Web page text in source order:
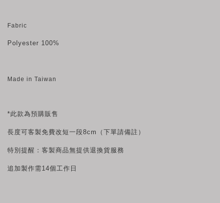
Fabric
Polyester 100%
Made in Taiwan
*此款為預購販售
長度可客製免費改短一段8cm（下單請備註）
特別提醒：客製商品無提供退換貨服務
追加製作需14個工作日